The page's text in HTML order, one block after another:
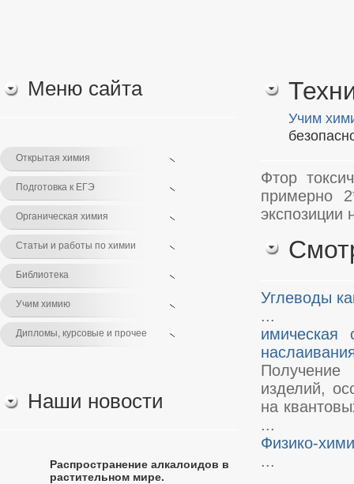
Меню сайта
Открытая химия
Подготовка к ЕГЭ
Органическая химия
Статьи и работы по химии
Библиотека
Учим химию
Дипломы, курсовые и прочее
Наши новости
Распространение алкалоидов в
растительном мире.
Учим
Фтор
примерно
экспозиции
Углеводы
...
имическая
изделий,
на
...
Физико-
...